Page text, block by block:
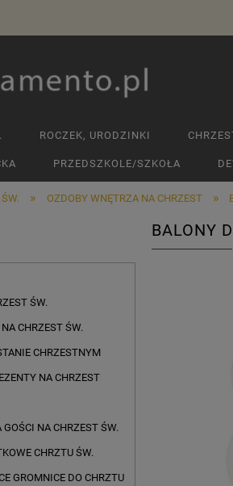
ROCZEK, URODZINKI
PRZEDSZKOLE/SZKOŁA
» OZDOBY WNĘTRZA NA CHRZEST »
ŚW.
CHRZEST ŚW.
CHRZESTNYM
NA CHRZEST
NA CHRZEST ŚW.
CHRZTU ŚW.
GROMNICE DO CHRZTU
BALONY